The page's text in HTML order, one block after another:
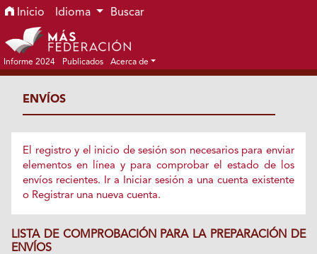
Ir al menú de navegación principal
Ir al contenido principal
Ir al pie de página del sitio
Inicio Idioma Buscar
Informe 2024 Publicados Acerca de
ENVÍOS
El registro y el inicio de sesión son necesarios para enviar
elementos en línea y para comprobar el estado de los
envíos recientes. Ir a Iniciar sesióna una cuenta existente
o Registrar una nueva cuenta.
LISTA DE COMPROBACIÓN PARA LA PREPARACIÓN DE
ENVÍOS